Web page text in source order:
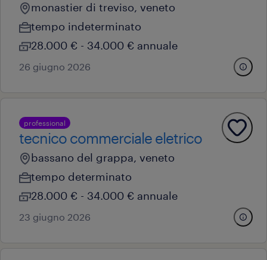
monastier di treviso, veneto
tempo indeterminato
28.000 € - 34.000 € annuale
26 giugno 2026
professional
tecnico commerciale eletrico
bassano del grappa, veneto
tempo determinato
28.000 € - 34.000 € annuale
23 giugno 2026